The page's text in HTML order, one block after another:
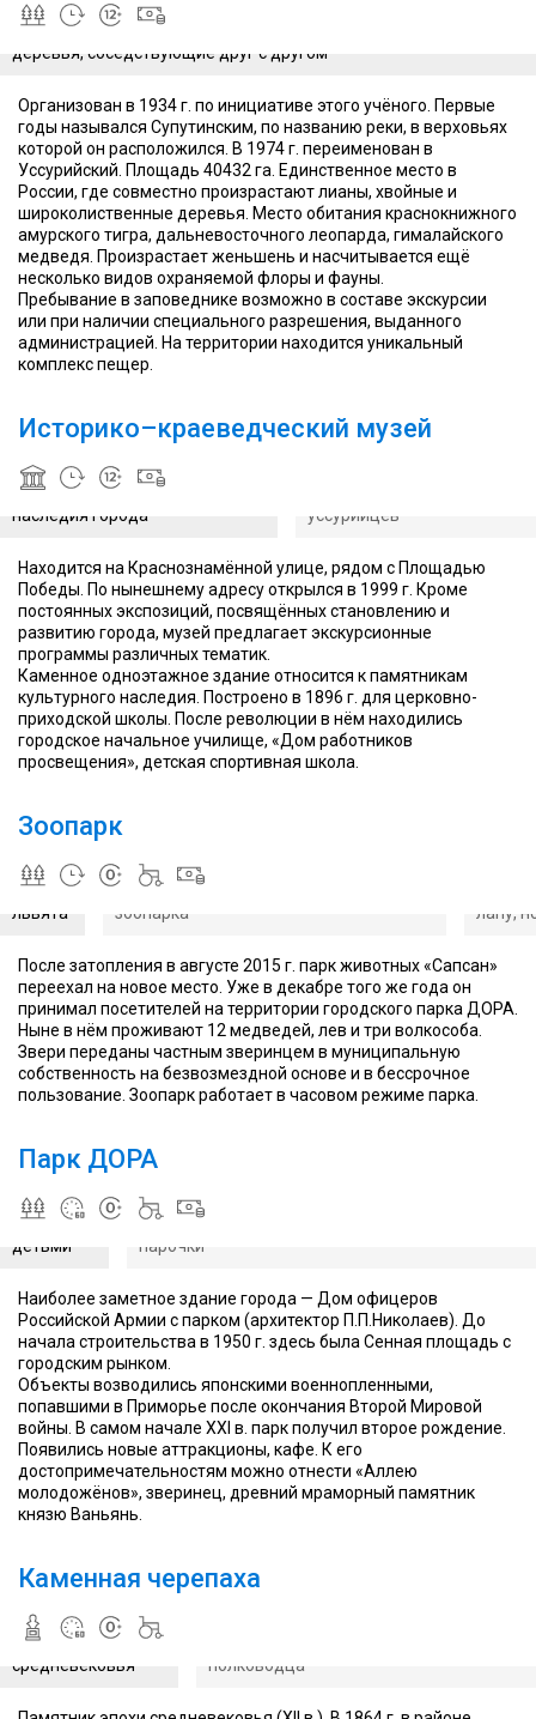
Это единственное место в стране, где можно увидеть
деревья, соседствующие друг с другом
Организован в 1934 г. по инициативе этого учёного. Первые
годы назывался Супутинским, по названию реки, в верховьях
которой он расположился. В 1974 г. переименован в
Уссурийский. Площадь 40432 га. Единственное место в
России, где совместно произрастают лианы, хвойные и
широколиственные деревья. Место обитания краснокнижного
амурского тигра, дальневосточного леопарда, гималайского
медведя. Произрастает женьшень и насчитывается ещё
несколько видов охраняемой флоры и фауны.
Пребывание в заповеднике возможно в составе экскурсии
или при наличии специального разрешения, выданного
администрацией. На территории находится уникальный
комплекс пещер.
Историко–краеведческий музей
Здание музея относится к
памятникам культурного
наследия города
уссурийцев
Находится на Краснознамённой улице, рядом с Площадью
Победы. По нынешнему адресу открылся в 1999 г. Кроме
постоянных экспозиций, посвящённых становлению и
развитию города, музей предлагает экскурсионные
программы различных тематик.
Каменное одноэтажное здание относится к памятникам
культурного наследия. Построено в 1896 г. для церковно-
приходской школы. После революции в нём находились
городское начальное училище, «Дом работников
просвещения», детская спортивная школа.
Зоопарк
зоопарка
появились
маленькие
львята
Жирафы - новое приобретение
зоопарка
лапу,
После затопления в августе 2015 г. парк животных «Сапсан»
переехал на новое место. Уже в декабре того же года он
принимал посетителей на территории городского парка ДОРА.
Ныне в нём проживают 12 медведей, лев и три волкособа.
Звери переданы частным зверинцем в муниципальную
собственность на безвозмездной основе и в бессрочное
пользование. Зоопарк работает в часовом режиме парка.
Парк ДОРА
Городской
немногих
прогулок и
отдыха с
детьми
По аллее молодоженов любят гулять
парочки
Наиболее заметное здание города — Дом офицеров
Российской Армии с парком (архитектор П.П.Николаев). До
начала строительства в 1950 г. здесь была Сенная площадь с
городским рынком.
Объекты возводились японскими военнопленными,
попавшими в Приморье после окончания Второй Мировой
войны. В самом начале XXI в. парк получил второе рождение.
Появились новые аттракционы, кафе. К его
достопримечательностям можно отнести «Аллею
молодожёнов», зверинец, древний мраморный памятник
князю Ваньянь.
Каменная черепаха
черепаха является
памятником
средневековья
полководца